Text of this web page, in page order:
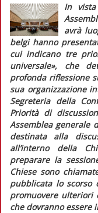
In
avrà
belgi hanno
cui indicano tre
universale», che
profonda riflessione
sua organizzazione
Segreteria della
Priorità di
Assemblea generale
destinata alla
all’interno della
preparare la
Chiese sono
pubblicata lo scorso
promuovere ulteriori
che dovranno essere